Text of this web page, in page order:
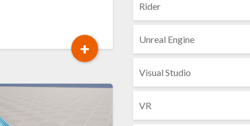
+ Read
More
Rider
Unreal Engine
Visual Studio
VR